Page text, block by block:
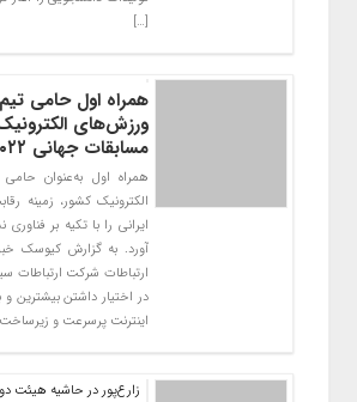
[…]
همراه اول حامی
ورزش‌های
مسابقات جهانی ۲۰۲۲
همراه اول به‌عنوان
الکترونیک کشور، زمینه
ایرانی را با تکیه بر
آورد. به گزارش کیوسک
ارتباطات شرکت ارتباطات
در اختیار داشتن بیشترین و
اینترنت پرسرعت و
زارع‌پور در حاشیه هیئت